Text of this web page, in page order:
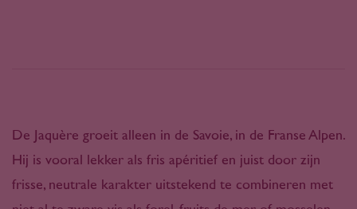
De Jaquère groeit alleen in de Savoie, in de Franse Alpen.
Hij is vooral lekker als fris apéritief en juist door zijn
frisse, neutrale karakter uitstekend te combineren met